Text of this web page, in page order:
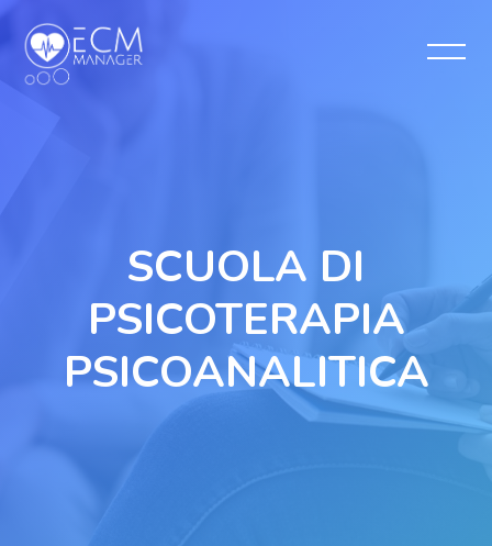
Salta [Cocoon] Slider style 1
SCUOLA DI
PSICOTERAPIA
PSICOANALITICA